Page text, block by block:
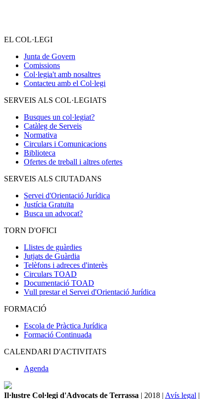
EL COL·LEGI
Junta de Govern
Comissions
Col·legia't amb nosaltres
Contacteu amb el Col·legi
SERVEIS ALS COL·LEGIATS
Busques un col·legiat?
Catàleg de Serveis
Normativa
Circulars i Comunicacions
Biblioteca
Ofertes de treball i altres ofertes
SERVEIS ALS CIUTADANS
Servei d'Orientació Jurídica
Justícia Gratuïta
Busca un advocat?
TORN D'OFICI
Llistes de guàrdies
Jutjats de Guàrdia
Telèfons i adreces d'interès
Circulars TOAD
Documentació TOAD
Vull prestar el Servei d'Orientació Jurídica
FORMACIÓ
Escola de Pràctica Jurídica
Formació Continuada
CALENDARI D'ACTIVITATS
Agenda
Il·lustre Col·legi d'Advocats de Terrassa | 2018 | Avís legal |